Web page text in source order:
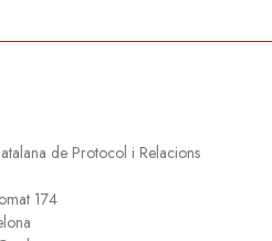
de Protocol i Relacions
174